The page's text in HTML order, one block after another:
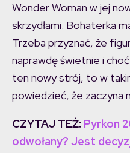
Wonder Woman w jej
skrzydłami. Bohaterka
Trzeba przyznać, że
naprawdę świetnie i
ten nowy strój, to w
powiedzieć, że zaczyna
CZYTAJ TEŻ: Pyrkon
odwołany? Jest